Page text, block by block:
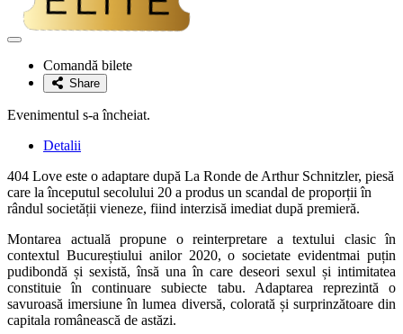
Adaugă
favoriteComandă bilete
Share
Evenimentul s-a încheiat.
Detalii
404 Love este o adaptare după La Ronde de Arthur Schnitzler, piesă
care la începutul secolului 20 a produs un scandal de proporții în
rândul societății vieneze, fiind interzisă imediat după premieră.
Montarea actuală propune o reinterpretare a textului clasic în
contextul Bucureștiului anilor 2020, o societate evidentmai puțin
pudibondă și sexistă, însă una în care deseori sexul și intimitatea
constituie în continuare subiecte tabu. Adaptarea reprezintă o
savuroasă imersiune în lumea diversă, colorată și surprinzătoare din
capitala românească de astăzi.